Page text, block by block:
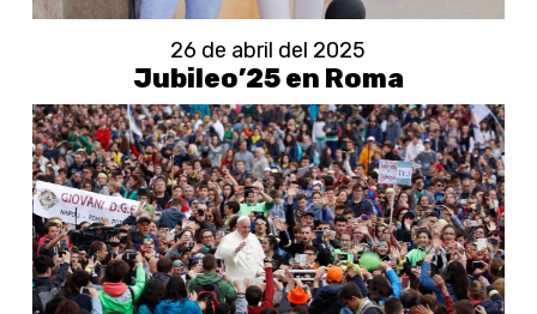
26 de abril del 2025
Jubileo’25 en Roma